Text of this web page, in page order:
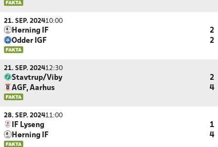
21. SEP. 202410:00
Hørning IF
2
Odder IGF
2
21. SEP. 202412:30
Stavtrup/Viby
2
AGF, Aarhus
4
28. SEP. 202411:00
IF Lyseng
1
Hørning IF
4